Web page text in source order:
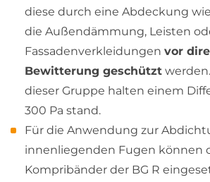
diese durch eine Abdeckung
die Außendämmung, Leisten
Fassadenverkleidungen vor
Bewitterung geschützt
dieser Gruppe halten einem
300 Pa stand.
Für die Anwendung zur
innenliegenden Fugen können
Kompribänder der BG R